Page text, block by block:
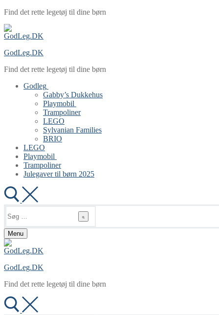
Spring
indhold
Menu
Luk
Find det rette legetøj til dine børn
GodLeg.DK
Find det rette legetøj til dine børn
Godleg
Gabby’s Dukkehus
Playmobil
Trampoliner
LEGO
Sylvanian Families
BRIO
LEGO
Playmobil
Trampoliner
Julegaver til børn 2025
efter:
Menu
GodLeg.DK
Find det rette legetøj til dine børn